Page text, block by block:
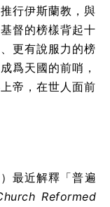
行伊斯蘭教，與
督的榜樣背起十
更有說服力的榜
爲天國的前哨，
帝，在世人面前
最近解釋「普遍
Reformed